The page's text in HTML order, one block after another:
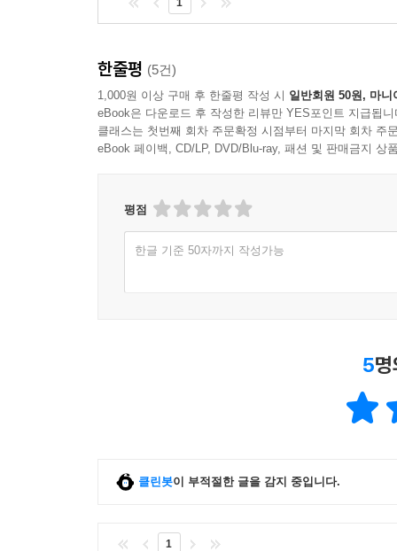
1
한줄평 (5건)
1,000원 이상 구매 후 한줄평 작성 시 일반회원 50원, 마니
eBook은 다운로드 후 작성한 리뷰만 YES포인트 지급됩니
클래스는 첫번째 회차 주문확정 시점부터 마지막 회차 주
eBook 페이백, CD/LP, DVD/Blu-ray, 패션 및 판매금지 상
평점
한글 기준 50자까지 작성가능
5
클린봇이 부적절한 글을 감지 중입니다.
1